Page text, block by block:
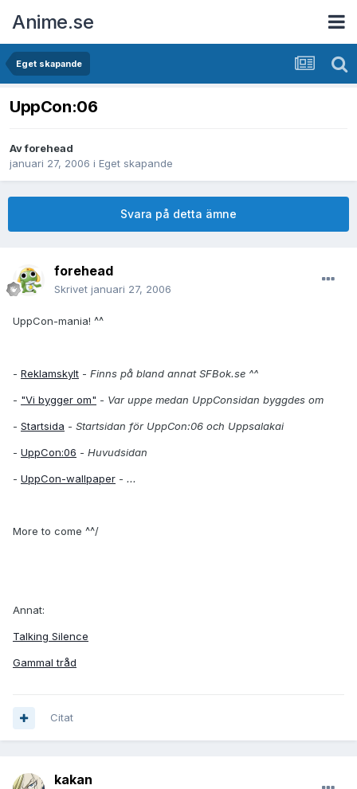
Anime.se
Eget skapande
UppCon:06
Avforehead
januari 27, 2006 i Eget skapande
Svara på detta ämne
forehead
Skrivet januari 27, 2006
UppCon-mania! ^^
- Reklamskylt - Finns på bland annat SFBok.se ^^
- "Vi bygger om" - Var uppe medan UppConsidan byggdes om
- Startsida - Startsidan för UppCon:06 och Uppsalakai
- UppCon:06 - Huvudsidan
- UppCon-wallpaper - ...
More to come ^^/
Annat:
Talking Silence
Gammal tråd
Citat
kakan